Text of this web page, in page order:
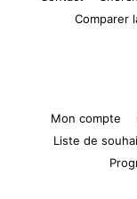
Comparer
Mon compte
Liste de